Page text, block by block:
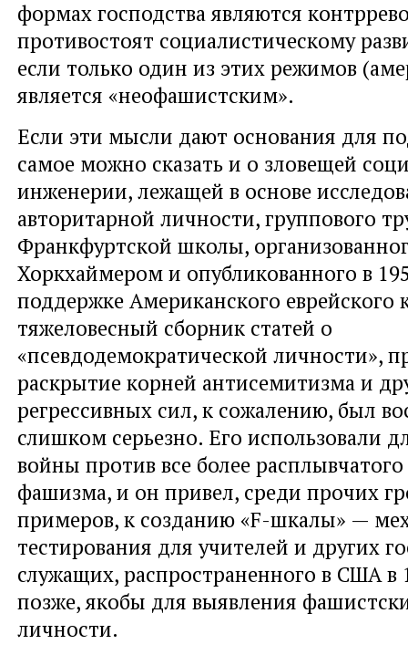
формах господства являются
противостоят социалистическому
если только один из этих режимов
является «неофашистским».
Если эти мысли дают основания для
самое можно сказать и о зловещей
инженерии, лежащей в основе
авторитарной личности, группового
Франкфуртской школы,
Хоркхаймером и опубликованного в
поддержке Американского еврейского
тяжеловесный сборник статей о
«псевдодемократической личности»,
раскрытие корней антисемитизма и
регрессивных сил, к сожалению, был
слишком серьезно. Его использовали
войны против все более
фашизма, и он привел, среди прочих
примеров, к созданию «F-шкалы» —
тестирования для учителей и других
служащих, распространенного в США в
позже, якобы для выявления
личности.